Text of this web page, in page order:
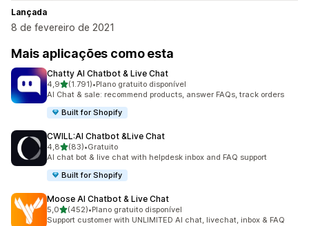
Lançada
8 de fevereiro de 2021
Mais aplicações como esta
Chatty AI Chatbot & Live Chat
4,9de 5 estrelas
(1.791)
1791 total de avaliações
•Plano gratuito disponível
AI Chat & sale: recommend products, answer FAQs, track orders
Built for Shopify
CWILL:AI Chatbot &Live Chat
4,8de 5 estrelas
(83)
83 total de avaliações
•Gratuito
AI chat bot & live chat with helpdesk inbox and FAQ support
Built for Shopify
Moose AI Chatbot & Live Chat
5,0de 5 estrelas
(452)
452 total de avaliações
•Plano gratuito disponível
Support customer with UNLIMITED AI chat, livechat, inbox & FAQ